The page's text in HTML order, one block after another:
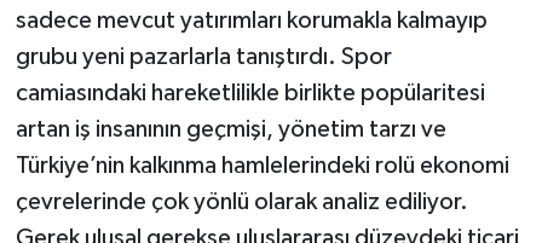
sadece mevcut yatırımları korumakla kalmayıp
grubu yeni pazarlarla tanıştırdı. Spor
camiasındaki hareketlilikle birlikte popülaritesi
artan iş insanının geçmişi, yönetim tarzı ve
Türkiye’nin kalkınma hamlelerindeki rolü ekonomi
çevrelerinde çok yönlü olarak analiz ediliyor.
Gerek ulusal gerekse uluslararası düzeydeki ticari